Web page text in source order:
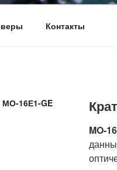
Контакты
16Е1-GE
MO-